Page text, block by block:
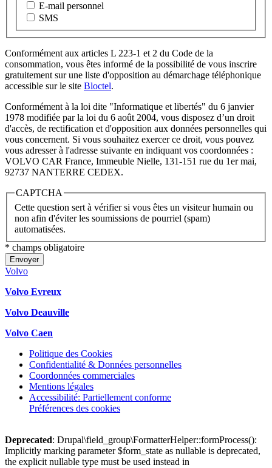
E-mail personnel
SMS
Conformément aux articles L 223-1 et 2 du Code de la
consommation, vous êtes informé de la possibilité de vous inscrire
gratuitement sur une liste d'opposition au démarchage téléphonique
accessible sur le site Bloctel.
Conformément à la loi dite "Informatique et libertés" du 6 janvier
1978 modifiée par la loi du 6 août 2004, vous disposez d’un droit
d'accès, de rectification et d'opposition aux données personnelles qui
vous concernent. Si vous souhaitez exercer ce droit, vous pouvez
vous adresser à l'adresse suivante en indiquant vos coordonnées :
VOLVO CAR France, Immeuble Nielle, 131-151 rue du 1er mai,
92737 NANTERRE CEDEX.
CAPTCHA
Cette question sert à vérifier si vous êtes un visiteur humain ou
non afin d'éviter les soumissions de pourriel (spam)
automatisées.
* champs obligatoire
Envoyer
Volvo
Volvo Evreux
Volvo Deauville
Volvo Caen
Politique des Cookies
Confidentialité & Données personnelles
Coordonnées commerciales
Mentions légales
Accessibilité: Partiellement conforme
Préférences des cookies
Deprecated: Drupal\field_group\FormatterHelper::formProcess():
Implicitly marking parameter $form_state as nullable is deprecated,
the explicit nullable type must be used instead in